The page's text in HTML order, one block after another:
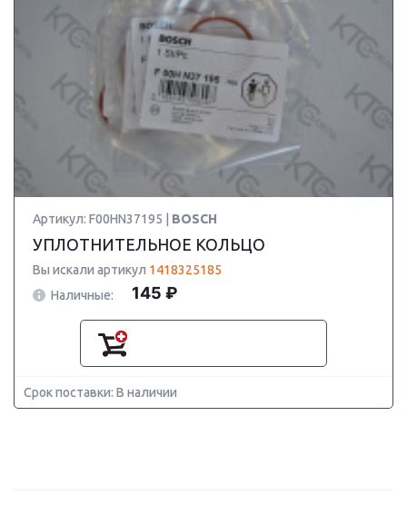
Артикул: F00HN37195 | BOSCH
УПЛОТНИТЕЛЬНОЕ КОЛЬЦО
Вы искали артикул 1418325185
Наличные:
145 ₽
Срок поставки: В наличии